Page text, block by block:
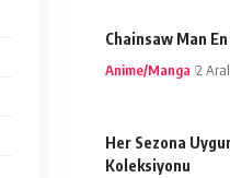
Chainsaw Man
Anime/Manga 2
Her Sezona
Koleksiyonu